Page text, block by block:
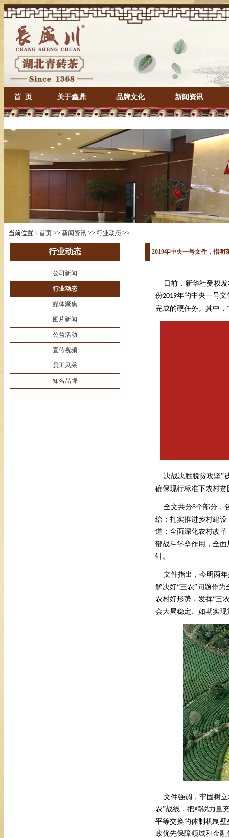
首 页 关于鑫鼎 品牌文化 新闻资讯
当前位置： 首页 >> 新闻资讯 >> 行业动态 >>
行业动态
公司新闻
行业动态
媒体聚焦
图片新闻
公益活动
宣传视频
员工风采
知名品牌
2019年中央一号文件，指明
日前，新华社受权发
份2019年的中央一号文
完成的硬任务。其中
决战决胜脱贫攻坚”
确保现行标准下农村
全文共分8个部分，
给；扎实推进乡村建
道；全面深化农村改
部战斗堡垒作用，全
针。
文件指出，今明两年
解决好“三农”问题作
农村好形势，发挥“三
会大局稳定、如期实
文件强调，牢固树立
农”战线，把精锐力量
平等交换的体制机制
政优先保障领域和金